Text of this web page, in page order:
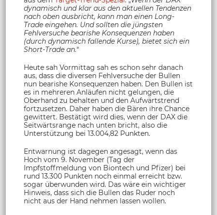
dynamisch und klar aus den aktuellen Tendenzen
nach oben ausbricht, kann man einen Long-
Trade eingehen. Und sollten die jüngsten
Fehlversuche bearishe Konsequenzen haben
(durch dynamisch fallende Kurse), bietet sich ein
Short-Trade an.“
Heute sah Vormittag sah es schon sehr danach
aus, dass die diversen Fehlversuche der Bullen
nun bearishe Konsequenzen haben. Den Bullen ist
es in mehreren Anläufen nicht gelungen, die
Oberhand zu behalten und den Aufwärtstrend
fortzusetzen. Daher haben die Bären ihre Chance
gewittert. Bestätigt wird dies, wenn der DAX die
Seitwärtsrange nach unten bricht, also die
Unterstützung bei 13.004,82 Punkten.
Entwarnung ist dagegen angesagt, wenn das
Hoch vom 9. November (Tag der
Impfstoffmeldung von Biontech und Pfizer) bei
rund 13.300 Punkten noch einmal erreicht bzw.
sogar überwunden wird. Das wäre ein wichtiger
Hinweis, dass sich die Bullen das Ruder noch
nicht aus der Hand nehmen lassen wollen.